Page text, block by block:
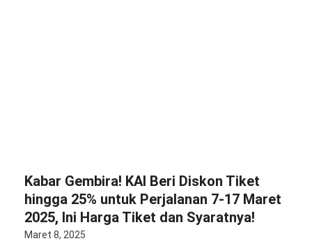
Kabar Gembira! KAI Beri Diskon Tiket
hingga 25% untuk Perjalanan 7-17 Maret
2025, Ini Harga Tiket dan Syaratnya!
Maret 8, 2025